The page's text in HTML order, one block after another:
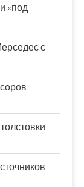
«под
с